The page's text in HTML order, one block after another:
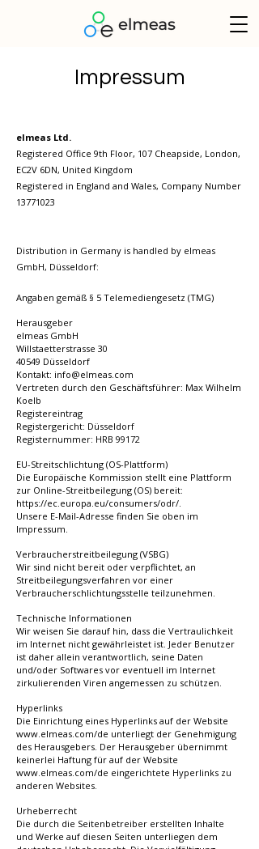
Impressum
elmeas Ltd.
Registered Office 9th Floor, 107 Cheapside, London,
EC2V 6DN, United Kingdom
Registered in England and Wales, Company Number
13771023
Distribution in Germany is handled by elmeas
GmbH, Düsseldorf:
Angaben gemäß § 5 Telemediengesetz (TMG)
Herausgeber
elmeas GmbH
Willstaetterstrasse 30
40549 Düsseldorf
Kontakt: info@elmeas.com
Vertreten durch den Geschäftsführer: Max Wilhelm
Koelb
Registereintrag
Registergericht: Düsseldorf
Registernummer: HRB 99172
EU-Streitschlichtung (OS-Plattform)
Die Europäische Kommission stellt eine Plattform
zur Online-Streitbeilegung (OS) bereit:
https://ec.europa.eu/consumers/odr/.
Unsere E-Mail-Adresse finden Sie oben im
Impressum.
Verbraucherstreitbeilegung (VSBG)
Wir sind nicht bereit oder verpflichtet, an
Streitbeilegungsverfahren vor einer
Verbraucherschlichtungsstelle teilzunehmen.
Technische Informationen
Wir weisen Sie darauf hin, dass die Vertraulichkeit
im Internet nicht gewährleistet ist. Jeder Benutzer
ist daher allein verantwortlich, seine Daten
und/oder Softwares vor eventuell im Internet
zirkulierenden Viren angemessen zu schützen.
Hyperlinks
Die Einrichtung eines Hyperlinks auf der Website
www.elmeas.com/de unterliegt der Genehmigung
des Herausgebers. Der Herausgeber übernimmt
keinerlei Haftung für auf der Website
www.elmeas.com/de eingerichtete Hyperlinks zu
anderen Websites.
Urheberrecht
Die durch die Seitenbetreiber erstellten Inhalte
und Werke auf diesen Seiten unterliegen dem